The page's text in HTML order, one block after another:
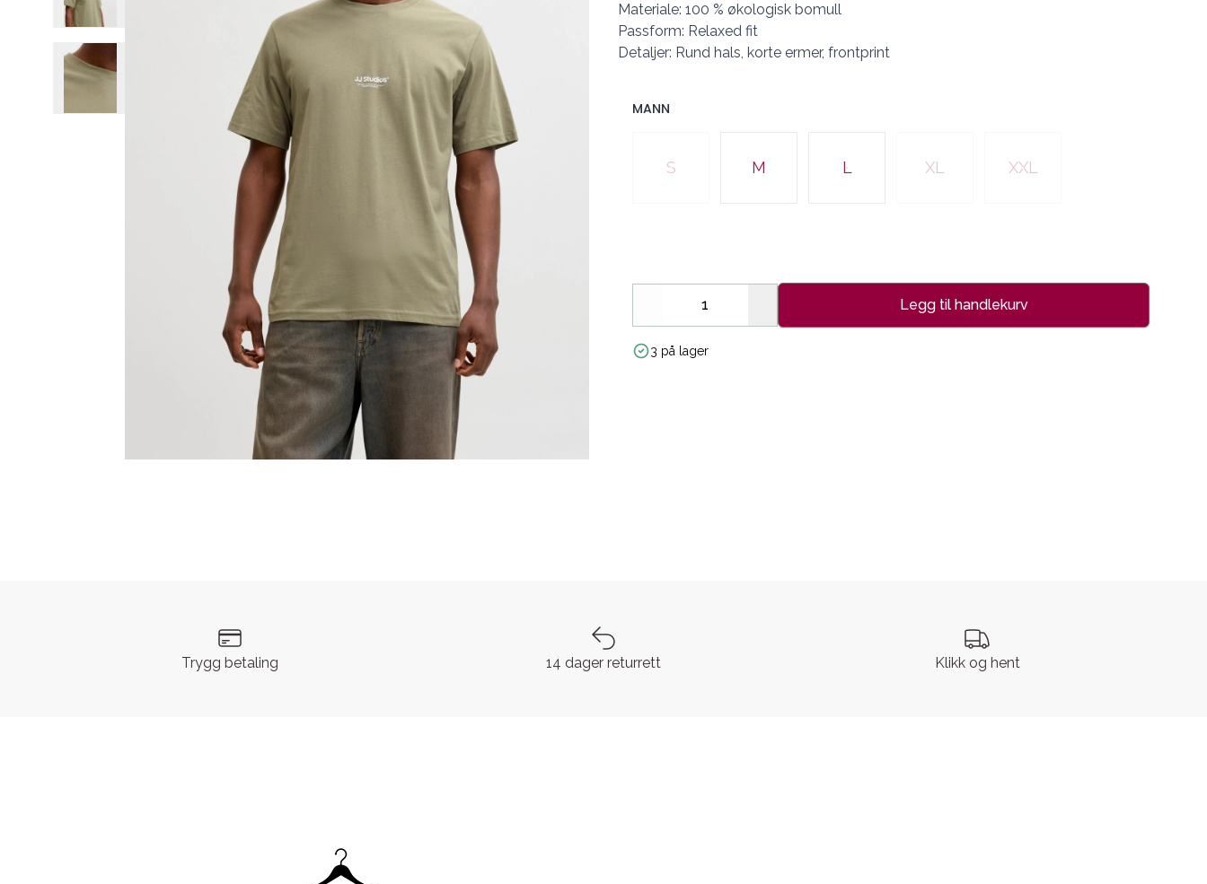
Materiale: 100 % økologisk bomull
Passform: Relaxed fit
Detaljer: Rund hals, korte ermer, frontprint
MANN
Velg en MANN
S M L XL XXL
Decrease
Legg til handlekurv
3 på lager
Trygg betaling 14 dager returrett Klikk og hent